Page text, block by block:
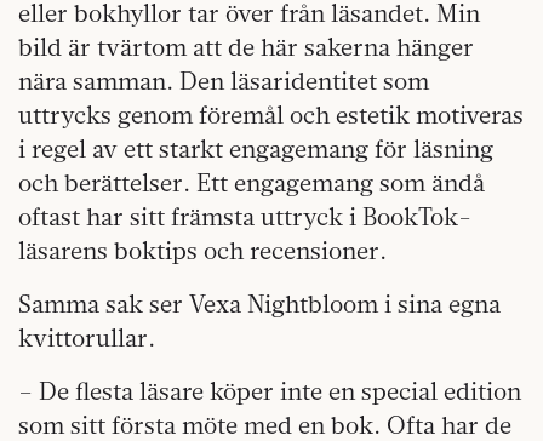
eller bokhyllor tar över från läsandet. Min
bild är tvärtom att de här sakerna hänger
nära samman. Den läsaridentitet som
uttrycks genom föremål och estetik motiveras
i regel av ett starkt engagemang för läsning
och berättelser. Ett engagemang som ändå
oftast har sitt främsta uttryck i BookTok-
läsarens boktips och recensioner.
Samma sak ser Vexa Nightbloom i sina egna
kvittorullar.
– De flesta läsare köper inte en special edition
som sitt första möte med en bok. Ofta har de